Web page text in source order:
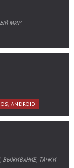
МИР
ANDROID
ВЫЖИВАНИЕ, ТАЧКИ